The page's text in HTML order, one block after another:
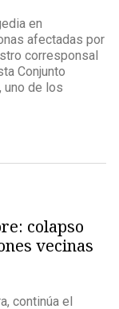
en
afectadas por
corresponsal
Conjunto
uno de los
colapso
vecinas
continúa el